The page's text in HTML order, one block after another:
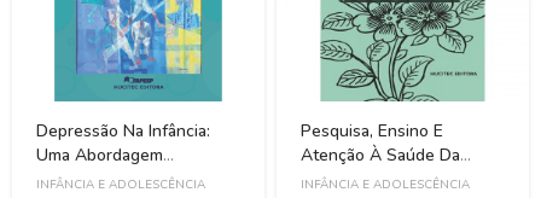
Depressão Na Infância:
Uma Abordagem
Antropológica
INFÂNCIA E ADOLESCÊNCIA
Pesquisa, Ensino E
Atenção À Saúde Da
Criança E Do Adolescente
INFÂNCIA E ADOLESCÊNCIA